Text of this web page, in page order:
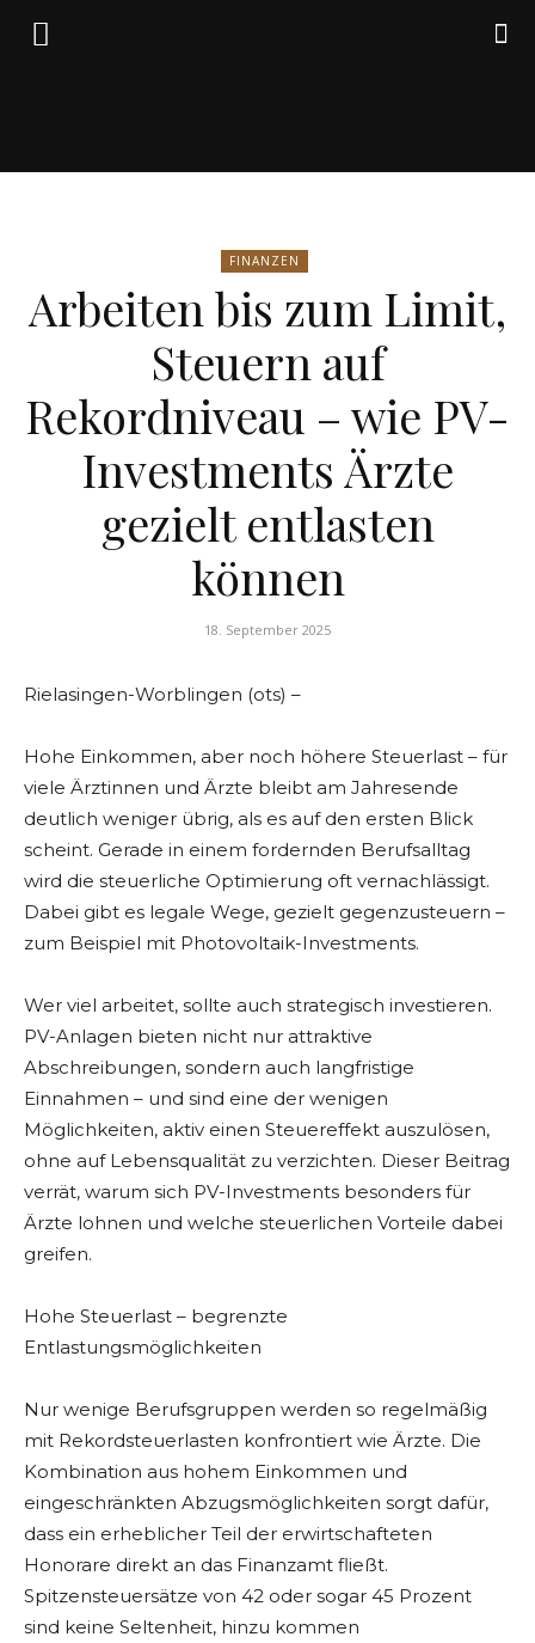
Friedrich
von
Weik
FINANZEN
Arbeiten bis zum Limit,
Steuern auf
Rekordniveau – wie PV-
Investments Ärzte
gezielt entlasten
können
18. September 2025
Rielasingen-Worblingen (ots) –
Hohe Einkommen, aber noch höhere Steuerlast – für
viele Ärztinnen und Ärzte bleibt am Jahresende
deutlich weniger übrig, als es auf den ersten Blick
scheint. Gerade in einem fordernden Berufsalltag
wird die steuerliche Optimierung oft vernachlässigt.
Dabei gibt es legale Wege, gezielt gegenzusteuern –
zum Beispiel mit Photovoltaik-Investments.
Wer viel arbeitet, sollte auch strategisch investieren.
PV-Anlagen bieten nicht nur attraktive
Abschreibungen, sondern auch langfristige
Einnahmen – und sind eine der wenigen
Möglichkeiten, aktiv einen Steuereffekt auszulösen,
ohne auf Lebensqualität zu verzichten. Dieser Beitrag
verrät, warum sich PV-Investments besonders für
Ärzte lohnen und welche steuerlichen Vorteile dabei
greifen.
Hohe Steuerlast – begrenzte
Entlastungsmöglichkeiten
Nur wenige Berufsgruppen werden so regelmäßig
mit Rekordsteuerlasten konfrontiert wie Ärzte. Die
Kombination aus hohem Einkommen und
eingeschränkten Abzugsmöglichkeiten sorgt dafür,
dass ein erheblicher Teil der erwirtschafteten
Honorare direkt an das Finanzamt fließt.
Spitzensteuersätze von 42 oder sogar 45 Prozent
sind keine Seltenheit, hinzu kommen